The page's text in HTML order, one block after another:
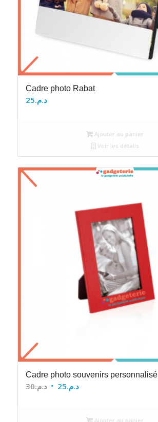
Cadre photo Rabat
د.م.25
Ajouter au panier
Voir les détails
Cadre photo souvenirs personnalisé
د.م.30
Le
د.م.25
Le
Ajouter au panier